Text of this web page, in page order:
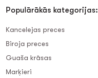
Populārākās kategorijas:
Kancelejas preces
Biroja preces
Guaša krāsas
Marķieri